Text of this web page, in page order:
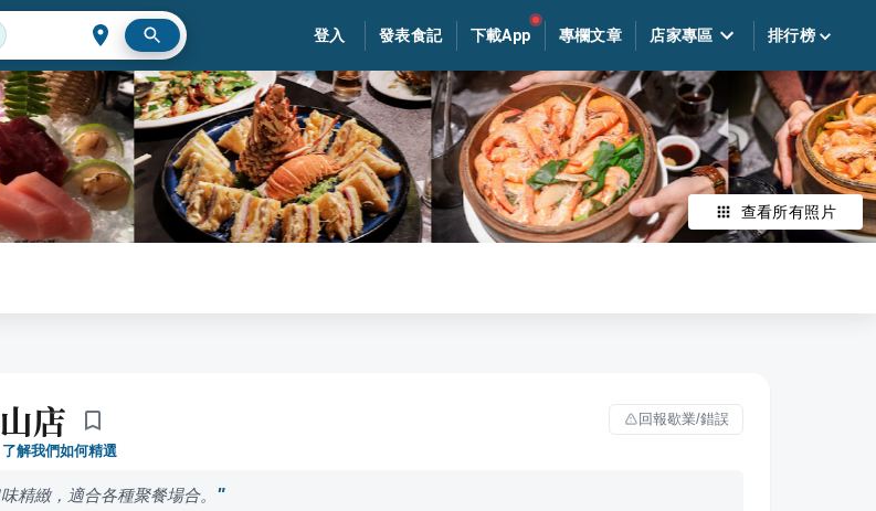
登入 發表食記 下載App 專欄文章 店家專區 排行榜
查看所有照片
店
回報歇業/錯誤
了解我們如何精選
精緻，適合各種聚餐場合。